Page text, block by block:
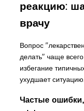
реакцию:
врачу
Вопрос
делать" чаще
избегание
ухудшает ситуацию.
Частые